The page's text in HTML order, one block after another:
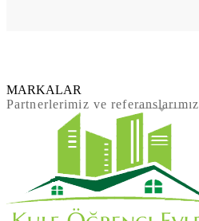
MARKALAR
Partnerlerimiz ve referanslarımız